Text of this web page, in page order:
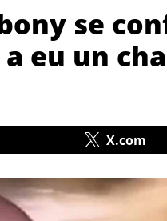
se
eu un
X.com